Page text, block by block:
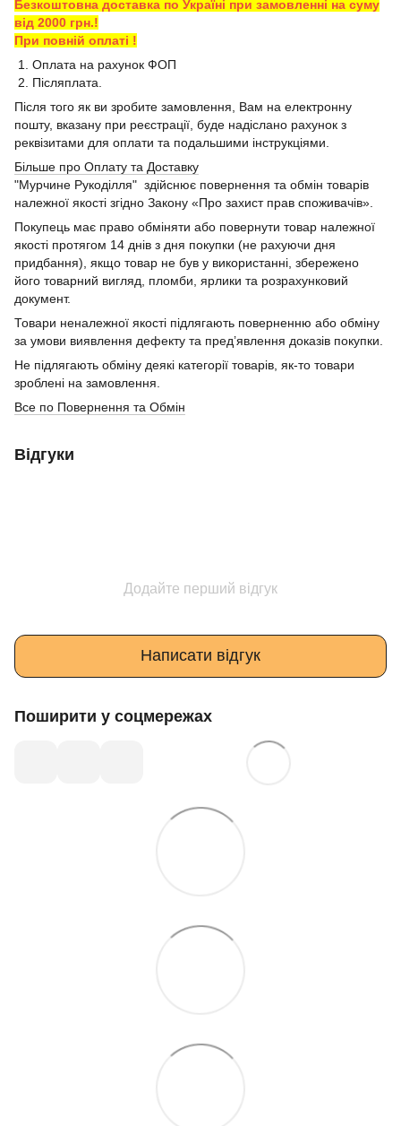
Безкоштовна доставка по Україні при замовленні на суму
від 2000 грн.!
При повній оплаті !
1. Оплата на рахунок ФОП
2. Післяплата.
Після того як ви зробите замовлення, Вам на електронну
пошту, вказану при реєстрації, буде надіслано рахунок з
реквізитами для оплати та подальшими інструкціями.
Більше про Оплату та Доставку
"Мурчине Рукоділля" здійснює повернення та обмін товарів
належної якості згідно Закону «Про захист прав споживачів».
Покупець має право обміняти або повернути товар належної
якості протягом 14 днів з дня покупки (не рахуючи дня
придбання), якщо товар не був у використанні, збережено
його товарний вигляд, пломби, ярлики та розрахунковий
документ.
Товари неналежної якості підлягають поверненню або обміну
за умови виявлення дефекту та пред’явлення доказів покупки.
Не підлягають обміну деякі категорії товарів, як-то товари
зроблені на замовлення.
Все по Повернення та Обмін
Відгуки
Додайте перший відгук
Написати відгук
Поширити у соцмережах